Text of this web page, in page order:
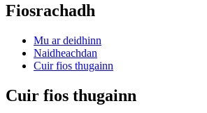
Fiosrachadh
Mu ar deidhinn
Naidheachdan
Cuir fios thugainn
Cuir fios thugainn